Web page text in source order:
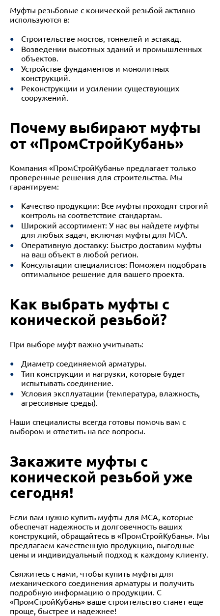
Муфты резьбовые с конической резьбой активно
используются в:
Строительстве мостов, тоннелей и эстакад.
Возведении высотных зданий и промышленных
объектов.
Устройстве фундаментов и монолитных
конструкций.
Реконструкции и усилении существующих
сооружений.
Почему выбирают муфты
от «ПромСтройКубань»
Компания «ПромСтройКубань» предлагает только
проверенные решения для строительства. Мы
гарантируем:
Качество продукции: Все муфты проходят строгий
контроль на соответствие стандартам.
Широкий ассортимент: У нас вы найдете муфты
для любых задач, включая муфты для МСА.
Оперативную доставку: Быстро доставим муфты
на ваш объект в любой регион.
Консультации специалистов: Поможем подобрать
оптимальное решение для вашего проекта.
Как выбрать муфты с
конической резьбой?
При выборе муфт важно учитывать:
Диаметр соединяемой арматуры.
Тип конструкции и нагрузки, которые будет
испытывать соединение.
Условия эксплуатации (температура, влажность,
агрессивные среды).
Наши специалисты всегда готовы помочь вам с
выбором и ответить на все вопросы.
Закажите муфты с
конической резьбой уже
сегодня!
Если вам нужно купить муфты для МСА, которые
обеспечат надежность и долговечность ваших
конструкций, обращайтесь в «ПромСтройКубань». Мы
предлагаем качественную продукцию, выгодные
цены и индивидуальный подход к каждому клиенту.
Свяжитесь с нами, чтобы купить муфты для
механического соединения арматуры и получить
подробную информацию о продукции. С
«ПромСтройКубань» ваше строительство станет еще
проще, быстрее и надежнее!